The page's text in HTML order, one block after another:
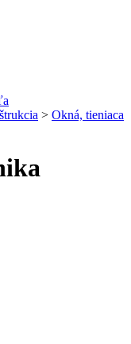
> Okná, tieniaca